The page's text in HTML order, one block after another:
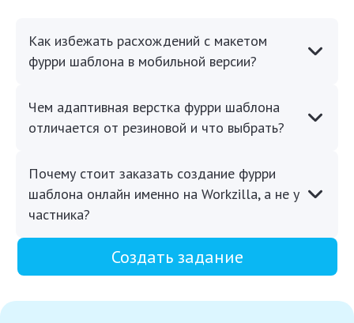
Как избежать расхождений с макетом
фурри шаблона в мобильной версии?
Чем адаптивная верстка фурри шаблона
отличается от резиновой и что выбрать?
Почему стоит заказать создание фурри
шаблона онлайн именно на Workzilla, а не у
частника?
Создать задание